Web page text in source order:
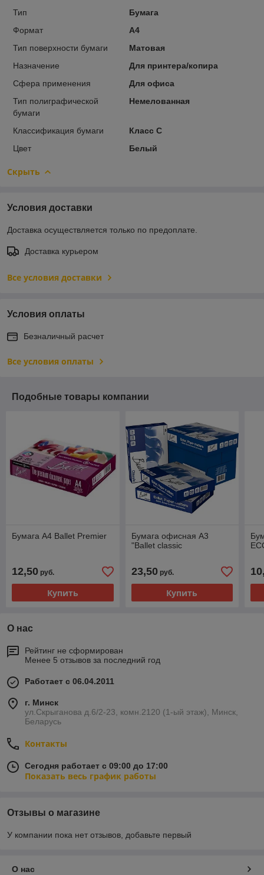
Тип
Бумага
Формат
A4
Тип поверхности бумаги
Матовая
Назначение
Для принтера/копира
Сфера применения
Для офиса
Тип полиграфической
бумаги
Немелованная
Классификация бумаги
Класс С
Цвет
Белый
Скрыть
Условия доставки
Доставка осуществляется только по предоплате.
Доставка курьером
Все условия доставки
Условия оплаты
Безналичный расчет
Все условия оплаты
Подобные товары компании
Бумага А4 Ballet Premier
12,50 руб.
Купить
Бумага офисная А3
"Ballet classic
23,50руб.
Купить
О нас
Рейтинг не сформирован
Менее 5 отзывов за последний год
Работает с 06.04.2011
г. Минск
ул.Скрыганова д.6/2-23, комн.2120 (1-ый этаж), Минск,
Беларусь
Контакты
Сегодня работает с 09:00 до 17:00
Показать весь график работы
Отзывы о магазине
У компании пока нет отзывов, добавьте первый
О нас